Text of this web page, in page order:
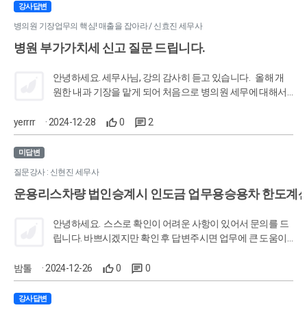
강사답변
병의원 기장업무의 핵심! 매출을 잡아라 / 신효진 세무사
병원 부가가치세 신고 질문 드립니다.
안녕하세요. 세무사님, 강의 감사히 듣고 있습니다. 올해 개
원한 내과 기장을 맡게 되어 처음으로 병의원 세무에 대해서
른 강의에서 들은 것을 토대로 막연히 "내과는 면세니까 사업
장현황신고만 진행하면 되는구나"라고 생각했습니다. 그런
도 판매하고 있다면 과세 여부를 확인하여 부가세 신고도 따
로 진행해야 하는 것인가요? 사업자등록증은 따로 겸영사업
세 신고 의무가 있는 것인지 궁금합니다.
yerrrr · 2024-12-28 0 2
미답변
질문강사 : 신현진 세무사
운용리스차량 법인승계시 인도금 업무용승용차 한도계
안녕하세요. 스스로 확인이 어려운 사항이 있어서 문의를 드
립니다. 바쁘시겠지만 확인 후 답변주시면 업무에 큰 도움이
자로부터 법인이 운용리스 권리 승계시 리스원금에 추가하여
중고차 시세 차액을 반영한 인도금을 지급하려고 합니다. 추
밤톨 · 2024-12-26 0 0
강사답변